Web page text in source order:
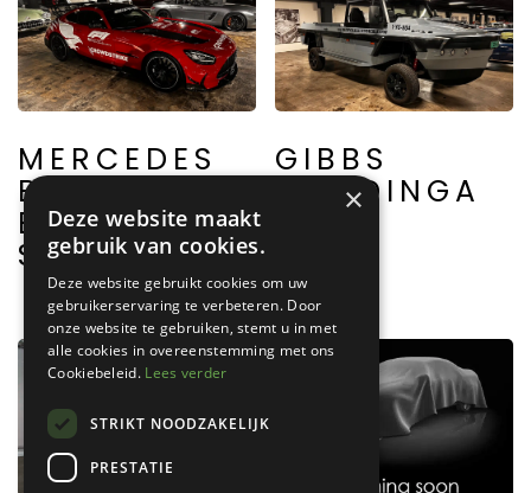
MERCEDES
BENZ SLR
BLACK
SERIES
GIBBS
HUMDINGA
×
Deze website maakt
gebruik van cookies.
Deze website gebruikt cookies om uw
gebruikerservaring te verbeteren. Door
onze website te gebruiken, stemt u in met
alle cookies in overeenstemming met ons
Cookiebeleid. Lees verder
STRIKT NOODZAKELIJK
PRESTATIE